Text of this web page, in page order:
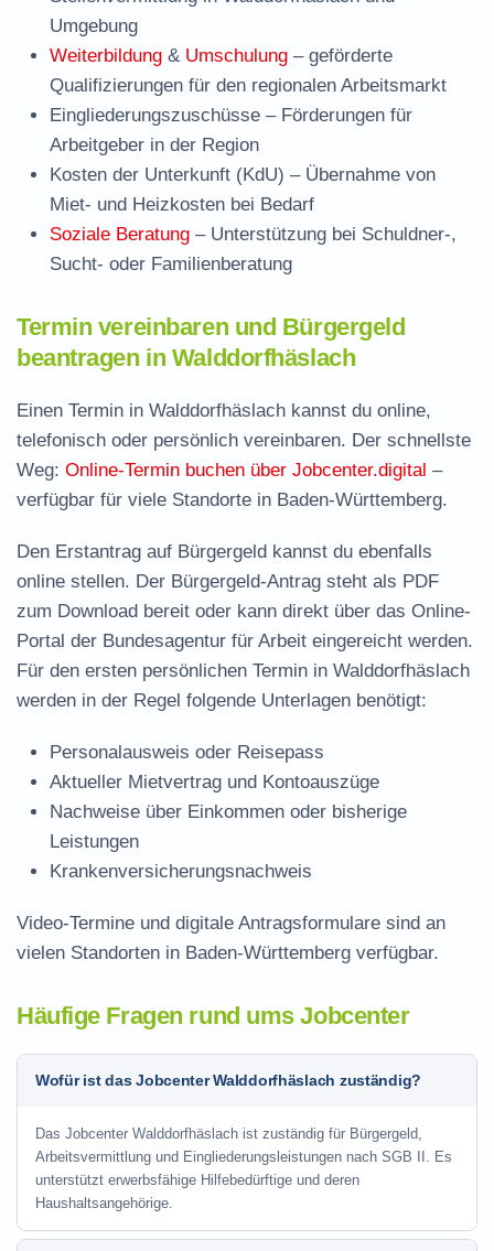
Umgebung
Weiterbildung & Umschulung – geförderte
Qualifizierungen für den regionalen Arbeitsmarkt
Eingliederungszuschüsse – Förderungen für
Arbeitgeber in der Region
Kosten der Unterkunft (KdU) – Übernahme von
Miet- und Heizkosten bei Bedarf
Soziale Beratung – Unterstützung bei Schuldner-,
Sucht- oder Familienberatung
Termin vereinbaren und Bürgergeld
beantragen in Walddorfhäslach
Einen Termin in Walddorfhäslach kannst du online,
telefonisch oder persönlich vereinbaren. Der schnellste
Weg: Online-Termin buchen über Jobcenter.digital –
verfügbar für viele Standorte in Baden-Württemberg.
Den Erstantrag auf Bürgergeld kannst du ebenfalls
online stellen. Der Bürgergeld-Antrag steht als PDF
zum Download bereit oder kann direkt über das Online-
Portal der Bundesagentur für Arbeit eingereicht werden.
Für den ersten persönlichen Termin in Walddorfhäslach
werden in der Regel folgende Unterlagen benötigt:
Personalausweis oder Reisepass
Aktueller Mietvertrag und Kontoauszüge
Nachweise über Einkommen oder bisherige
Leistungen
Krankenversicherungsnachweis
Video-Termine und digitale Antragsformulare sind an
vielen Standorten in Baden-Württemberg verfügbar.
Häufige Fragen rund ums Jobcenter
Wofür ist das Jobcenter Walddorfhäslach zuständig?
Das Jobcenter Walddorfhäslach ist zuständig für Bürgergeld,
Arbeitsvermittlung und Eingliederungsleistungen nach SGB II. Es
unterstützt erwerbsfähige Hilfebedürftige und deren
Haushaltsangehörige.